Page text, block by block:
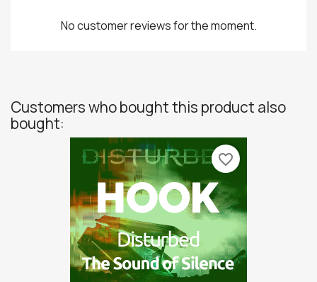
No customer reviews for the moment.
Customers who bought this product also
bought:
favorite_border